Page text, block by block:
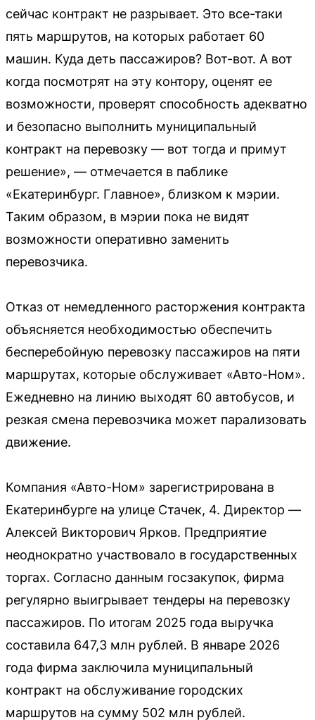
сейчас контракт не разрывает. Это все-таки
пять маршрутов, на которых работает 60
машин. Куда деть пассажиров? Вот-вот. А вот
когда посмотрят на эту контору, оценят ее
возможности, проверят способность адекватно
и безопасно выполнить муниципальный
контракт на перевозку — вот тогда и примут
решение», — отмечается в паблике
«Екатеринбург. Главное», близком к мэрии.
Таким образом, в мэрии пока не видят
возможности оперативно заменить
перевозчика.
Отказ от немедленного расторжения контракта
объясняется необходимостью обеспечить
бесперебойную перевозку пассажиров на пяти
маршрутах, которые обслуживает «Авто-Ном».
Ежедневно на линию выходят 60 автобусов, и
резкая смена перевозчика может парализовать
движение.
Компания «Авто-Ном» зарегистрирована в
Екатеринбурге на улице Стачек, 4. Директор —
Алексей Викторович Ярков. Предприятие
неоднократно участвовало в государственных
торгах. Согласно данным госзакупок, фирма
регулярно выигрывает тендеры на перевозку
пассажиров. По итогам 2025 года выручка
составила 647,3 млн рублей. В январе 2026
года фирма заключила муниципальный
контракт на обслуживание городских
маршрутов на сумму 502 млн рублей.